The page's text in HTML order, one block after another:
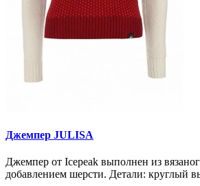
Джемпер JULISA
Джемпер от Icepeak выполнен из
добавлением шерсти. Детали: круглый